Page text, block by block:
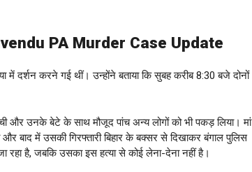
PA Murder Case Update
दर्शन करने गई थीं। उन्होंने बताया कि सुबह करीब 8:30 बजे दोनों
और उनके बेटे के साथ मौजूद पांच अन्य लोगों को भी पकड़ लिया। मां
बाद में उसकी गिरफ्तारी बिहार के बक्सर से दिखाकर बंगाल पुलिस
रहा है, जबकि उसका इस हत्या से कोई लेना-देना नहीं है।